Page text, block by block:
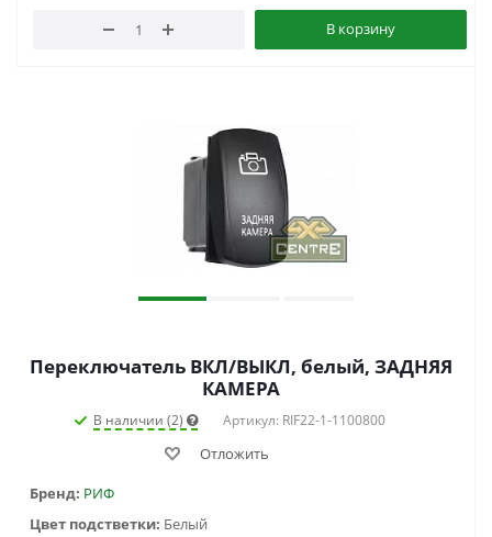
В корзину
Переключатель ВКЛ/ВЫКЛ, белый, ЗАДНЯЯ
КАМЕРА
В наличии (2) Артикул: RIF22-1-1100800
Отложить
Бренд: РИФ
Цвет подстветки: Белый